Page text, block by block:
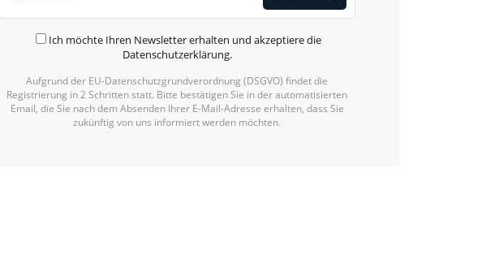
Ich möchte Ihren Newsletter erhalten und akzeptiere die
Datenschutzerklärung.
Aufgrund der EU-Datenschutzgrundverordnung (DSGVO) findet die
Registrierung in 2 Schritten statt. Bitte bestätigen Sie in der automatisierten
Email, die Sie nach dem Absenden Ihrer E-Mail-Adresse erhalten, dass Sie
zukünftig von uns informiert werden möchten.